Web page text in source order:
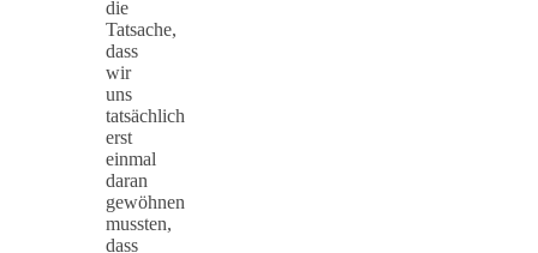
die
Tatsache,
dass
wir
uns
tatsächlich
erst
einmal
daran
gewöhnen
mussten,
dass